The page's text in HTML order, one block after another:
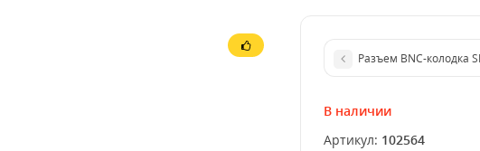
Разъем BNC-колодка
В наличии
Артикул: 102564